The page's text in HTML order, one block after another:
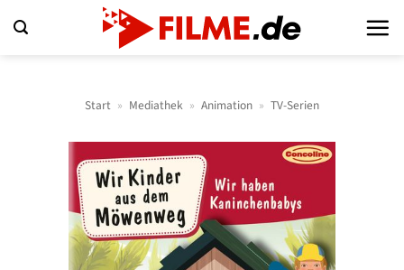
Inhalt
Start » Mediathek » Animation » TV-Serien